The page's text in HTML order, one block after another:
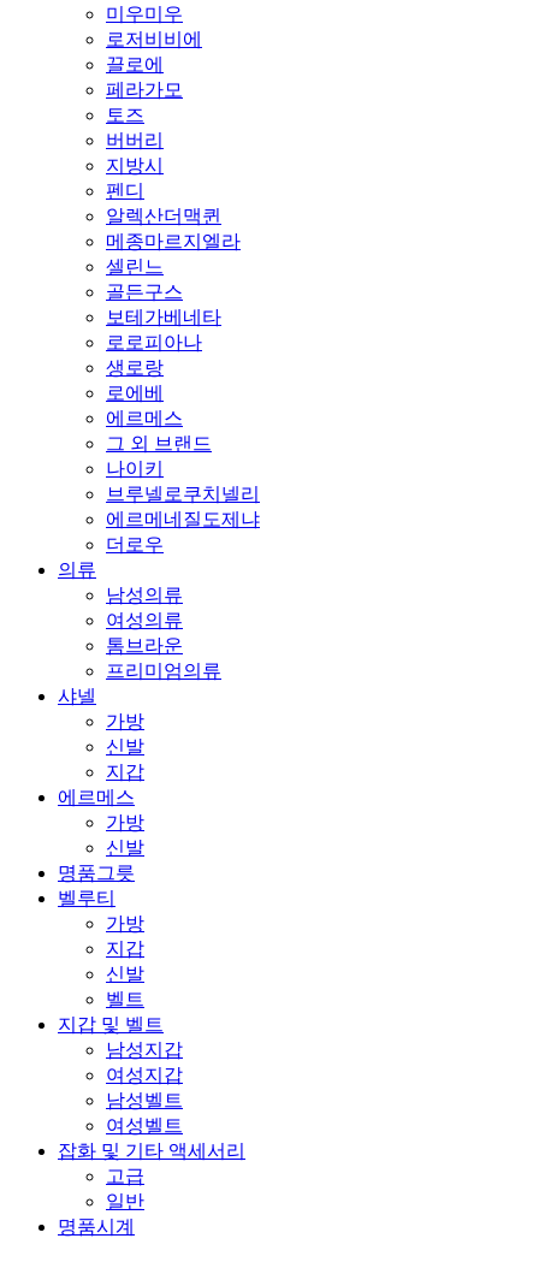
미우미우
로저비비에
끌로에
페라가모
토즈
버버리
지방시
펜디
알렉산더맥퀸
메종마르지엘라
셀린느
골든구스
보테가베네타
로로피아나
생로랑
로에베
에르메스
그 외 브랜드
나이키
브루넬로쿠치넬리
에르메네질도제냐
더로우
의류
남성의류
여성의류
톰브라운
프리미엄의류
샤넬
가방
신발
지갑
에르메스
가방
신발
명품그릇
벨루티
가방
지갑
신발
벨트
지갑 및 벨트
남성지갑
여성지갑
남성벨트
여성벨트
잡화 및 기타 액세서리
고급
일반
명품시계